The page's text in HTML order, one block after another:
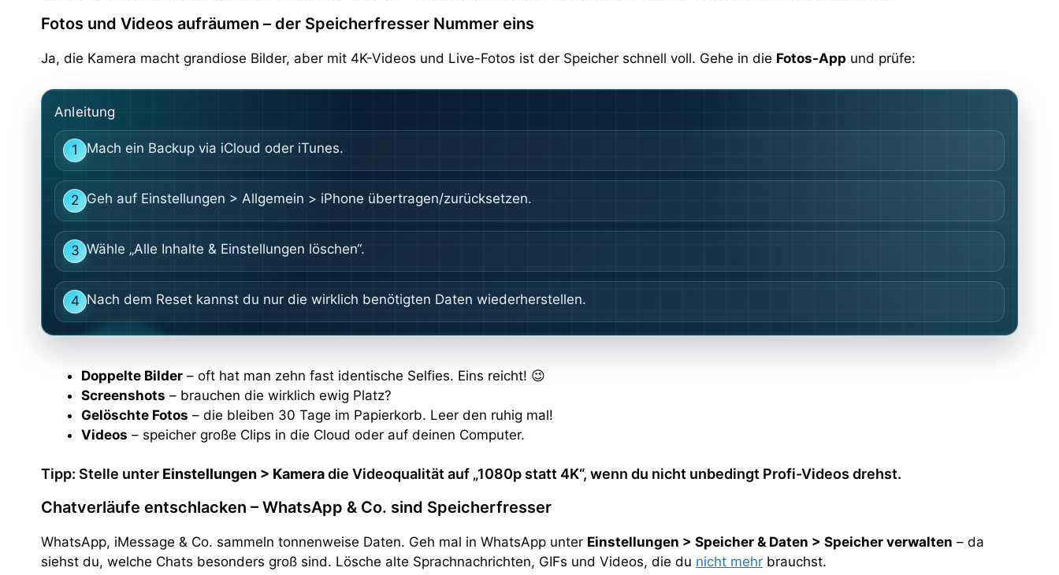
Fotos und Videos aufräumen – der Speicherfresser Nummer eins
Ja, die Kamera macht grandiose Bilder, aber mit 4K-Videos und Live-Fotos ist der Speicher schnell voll. Gehe in die Fotos-App und prüfe:
Anleitung
1 Mach ein Backup via iCloud oder iTunes.
2 Geh auf Einstellungen > Allgemein > iPhone übertragen/zurücksetzen.
3 Wähle „Alle Inhalte & Einstellungen löschen“.
4 Nach dem Reset kannst du nur die wirklich benötigten Daten wiederherstellen.
Doppelte Bilder – oft hat man zehn fast identische Selfies. Eins reicht! 😉
Screenshots – brauchen die wirklich ewig Platz?
Gelöschte Fotos – die bleiben 30 Tage im Papierkorb. Leer den ruhig mal!
Videos – speicher große Clips in die Cloud oder auf deinen Computer.
Tipp: Stelle unter Einstellungen > Kameradie Videoqualität auf „1080p statt 4K“, wenn du nicht unbedingt Profi-Videos drehst.
Chatverläufe entschlacken – WhatsApp & Co. sind Speicherfresser
WhatsApp, iMessage & Co. sammeln tonnenweise Daten. Geh mal in WhatsApp unter Einstellungen > Speicher & Daten > Speicher verwalten – da
siehst du, welche Chats besonders groß sind. Lösche alte Sprachnachrichten, GIFs und Videos, die du nicht mehr brauchst.